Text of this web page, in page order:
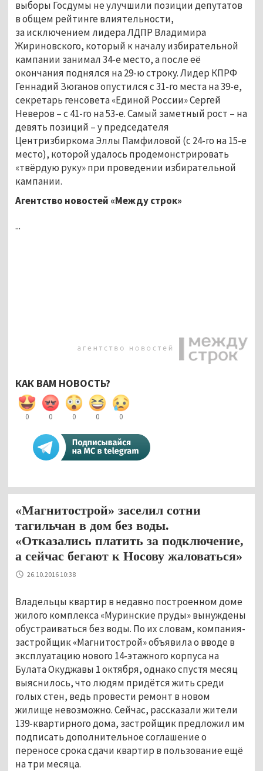
выборы Госдумы не улучшили позиции депутатов
в общем рейтинге влиятельности,
за исключением лидера ЛДПР Владимира
Жириновского, который к началу избирательной
кампании занимал 34-е место, а после её
окончания поднялся на 29-ю строку. Лидер КПРФ
Геннадий Зюганов опустился с 31-го места на 39-е,
секретарь генсовета «Единой России» Сергей
Неверов – с 41-го на 53-е. Самый заметный рост – на
девять позиций – у председателя
Центризбиркома Эллы Памфиловой (с 24-го на 15-е
место), которой удалось продемонстрировать
«твёрдую руку» при проведении избирательной
кампании.
Агентство новостей «Между строк»
...
КАК ВАМ НОВОСТЬ?
0 0 0 0 0
«Магнитострой» заселил сотни
тагильчан в дом без воды.
«Отказались платить за подключение,
а сейчас бегают к Носову жаловаться»
26.10.2016 10:38
Владельцы квартир в недавно построенном доме
жилого комплекса «Муринские пруды» вынуждены
обустраиваться без воды. По их словам, компания-
застройщик «Магнитострой» объявила о вводе в
эксплуатацию нового 14-этажного корпуса на
Булата Окуджавы 1 октября, однако спустя месяц
выяснилось, что людям придётся жить среди
голых стен, ведь провести ремонт в новом
жилище невозможно. Сейчас, рассказали жители
139-квартирного дома, застройщик предложил им
подписать дополнительное соглашение о
переносе срока сдачи квартир в пользование ещё
на три месяца.